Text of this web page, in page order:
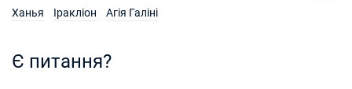
Ханья
Іракліон Агія Галіні
Є питання?